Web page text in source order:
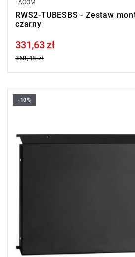
FACOM
RWS2-TUBESBS - Zestaw
czarny
Price tax included
331,63 zł
368,48 zł
-10%